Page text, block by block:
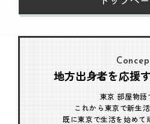
地方出身者を応援
東京 部屋物語
これから東京で新生活
既に東京で生活を始めて